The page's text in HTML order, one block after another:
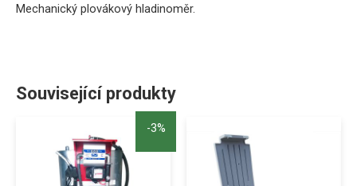
Mechanický plovákový hladinoměr.
Související produkty
-3%